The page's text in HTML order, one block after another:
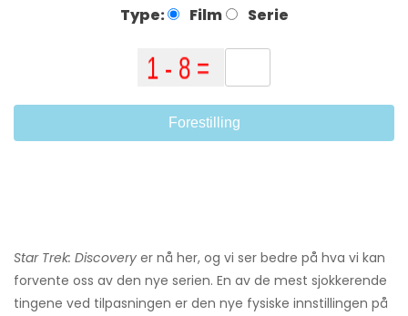
Type: Film Serie
Forestilling
Star Trek: Discovery er nå her, og vi ser bedre på hva vi kan
forvente oss av den nye serien. En av de mest sjokkerende
tingene ved tilpasningen er den nye fysiske innstillingen på